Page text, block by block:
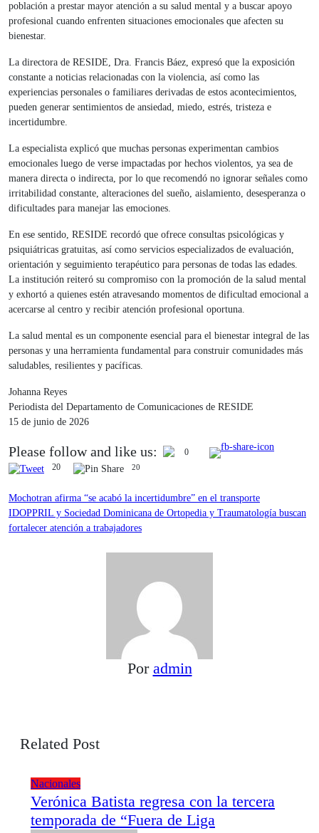
población a prestar mayor atención a su salud mental y a buscar apoyo
profesional cuando enfrenten situaciones emocionales que afecten su
bienestar.
La directora de RESIDE, Dra. Francis Báez, expresó que la exposición
constante a noticias relacionadas con la violencia, así como las
experiencias personales o familiares derivadas de estos acontecimientos,
pueden generar sentimientos de ansiedad, miedo, estrés, tristeza e
incertidumbre.
La especialista explicó que muchas personas experimentan cambios
emocionales luego de verse impactadas por hechos violentos, ya sea de
manera directa o indirecta, por lo que recomendó no ignorar señales como
irritabilidad constante, alteraciones del sueño, aislamiento, desesperanza o
dificultades para manejar las emociones.
En ese sentido, RESIDE recordó que ofrece consultas psicológicas y
psiquiátricas gratuitas, así como servicios especializados de evaluación,
orientación y seguimiento terapéutico para personas de todas las edades.
La institución reiteró su compromiso con la promoción de la salud mental
y exhortó a quienes estén atravesando momentos de dificultad emocional a
acercarse al centro y recibir atención profesional oportuna.
La salud mental es un componente esencial para el bienestar integral de las
personas y una herramienta fundamental para construir comunidades más
saludables, resilientes y pacíficas.
Johanna Reyes
Periodista del Departamento de Comunicaciones de RESIDE
15 de junio de 2026
Please follow and like us:
0
20
20
Navegación
de
Mochotran afirma “se acabó la incertidumbre” en el transporte
IDOPPRIL y Sociedad Dominicana de Ortopedia y Traumatología buscan
fortalecer atención a trabajadores
Por admin
Related Post
Nacionales
Verónica Batista regresa con la tercera
temporada de “Fuera de Liga